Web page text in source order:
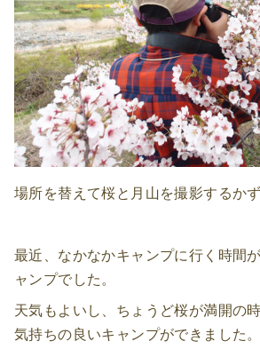
場所を替えて桜と月山を撮影するかず
最近、なかなかキャンプに行く時間
ャンプでした。
天気もよいし、ちょうど桜が満開の
気持ちの良いキャンプができました。